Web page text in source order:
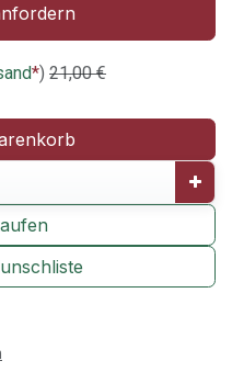
*) 21,00€